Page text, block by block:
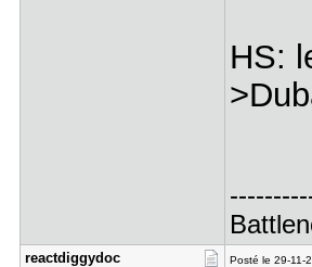
HS:
reactdiggy​doc Posté le 29-11-